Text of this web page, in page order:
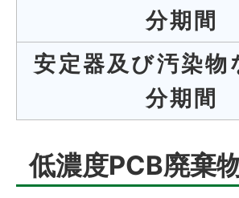
分期間
安定器及び汚染物
分期間
低濃度PCB廃棄